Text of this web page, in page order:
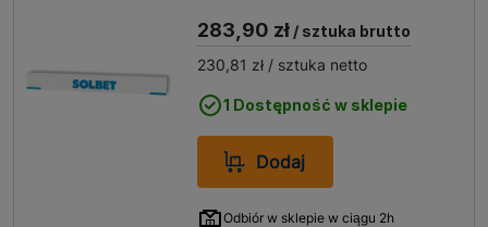
283,90 zł / sztuka brutto
230,81 zł / sztuka netto
1 Dostępność w sklepie
Dodaj
Odbiór w sklepie w ciągu 2h